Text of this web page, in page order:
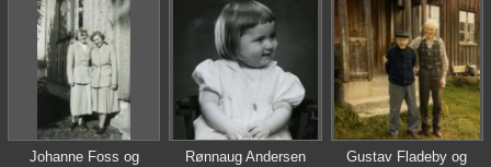
Johanne Foss og
Rønnaug Andersen
Gustav Fladeby og